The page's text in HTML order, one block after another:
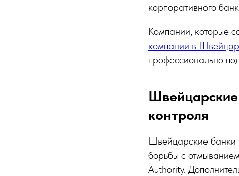
корпоративного
Компании, которые
компании в
профессионально
контроля
Швейцарские банки
борьбы с
Authority.